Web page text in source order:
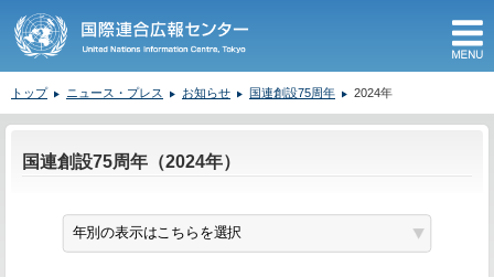
トップ ニュース・プレス お知らせ 国連創設75周年 2024年
国連創設75周年（2024年）